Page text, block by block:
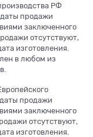
РФ
продажи
заключенного
отсутствуют,
изготовления.
в любом из
даты продажи
заключенного
отсутствуют,
изготовления.